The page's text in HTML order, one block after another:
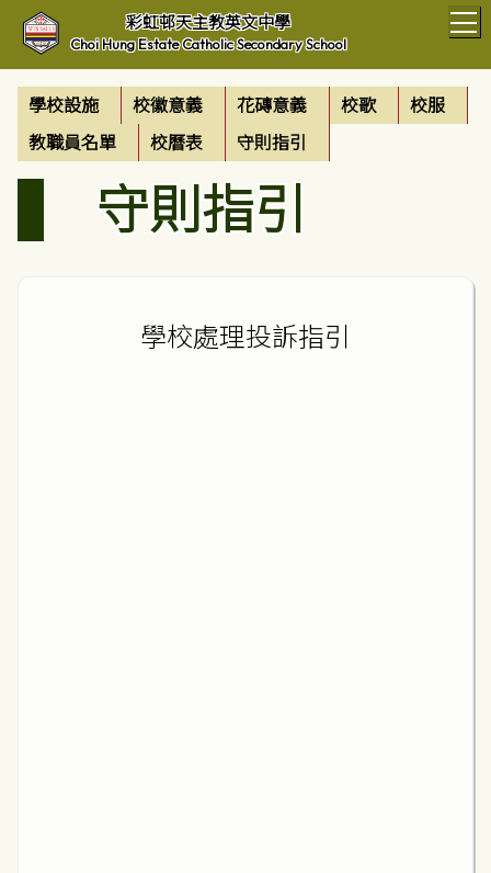
彩虹邨天主教英文中學
Choi Hung Estate Catholic Secondary School
學校設施 校徽意義 花磚意義 校歌
校服
教職員名單
校曆表 守則指引
守則指引
學校處理投訴指引